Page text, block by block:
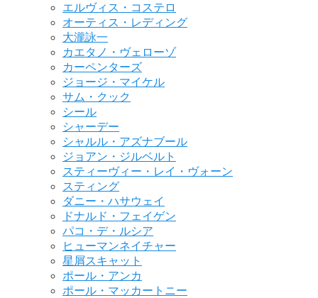
エルヴィス・コステロ
オーティス・レディング
大瀧詠一
カエタノ・ヴェローゾ
カーペンターズ
ジョージ・マイケル
サム・クック
シール
シャーデー
シャルル・アズナブール
ジョアン・ジルベルト
スティーヴィー・レイ・ヴォーン
スティング
ダニー・ハサウェイ
ドナルド・フェイゲン
パコ・デ・ルシア
ヒューマンネイチャー
星屑スキャット
ポール・アンカ
ポール・マッカートニー